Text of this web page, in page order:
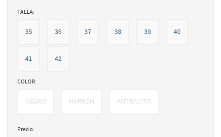
TALLA:
35 36 37 38 39 40
41 42
COLOR:
NEGRO MARRON ANTRACITA
Precio: